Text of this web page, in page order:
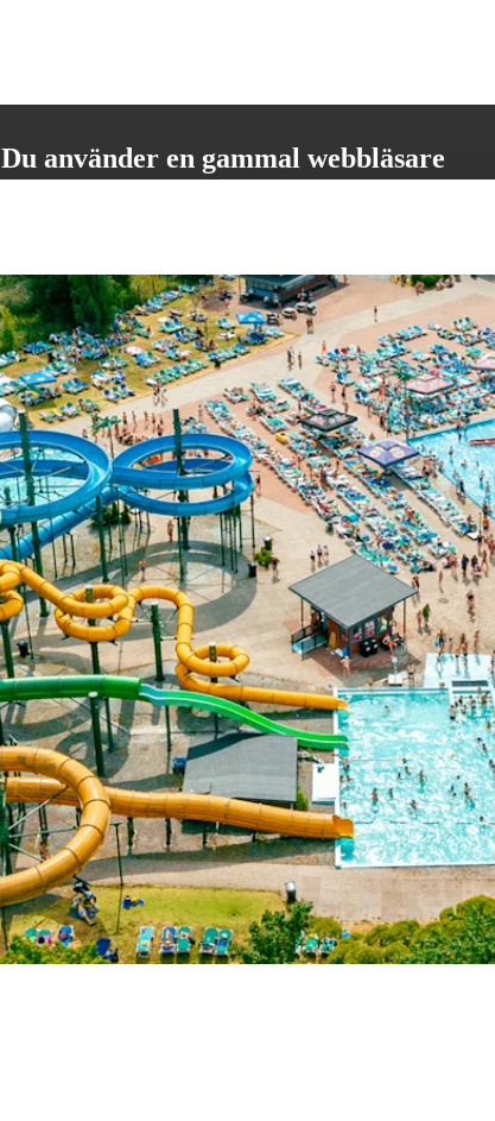
Du använder en gammal webbläsare